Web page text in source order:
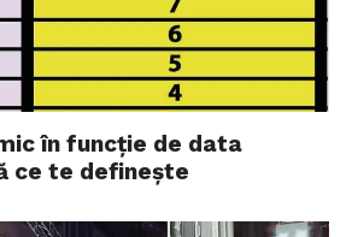
în funcție de data
ce te definește